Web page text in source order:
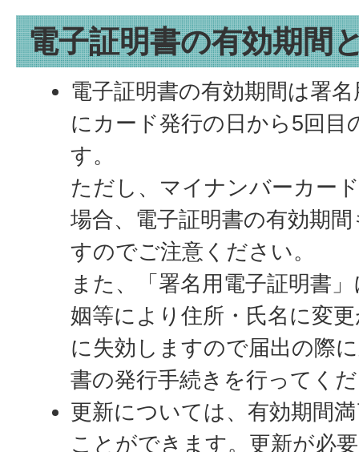
電子証明書の有効期間
電子証明書の有効期間は署
にカード発行の日から5回目
す。
ただし、マイナンバーカー
場合、電子証明書の有効期
すのでご注意ください。
また、「署名用電子証明書
姻等により住所・氏名に変
に失効しますので届出の際
書の発行手続きを行ってく
更新については、有効期間
ことができます。更新が必